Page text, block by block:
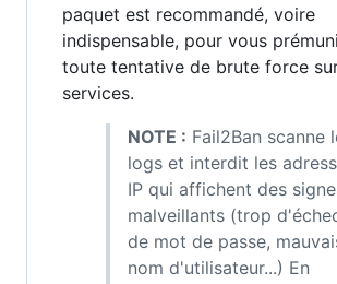
paquet est recommandé, voire
indispensable, pour vous
toute tentative de brute force
services.
NOTE : Fail2Ban scanne
logs et interdit les
IP qui affichent des
malveillants (trop
de mot de passe,
nom d'utilisateur...) En